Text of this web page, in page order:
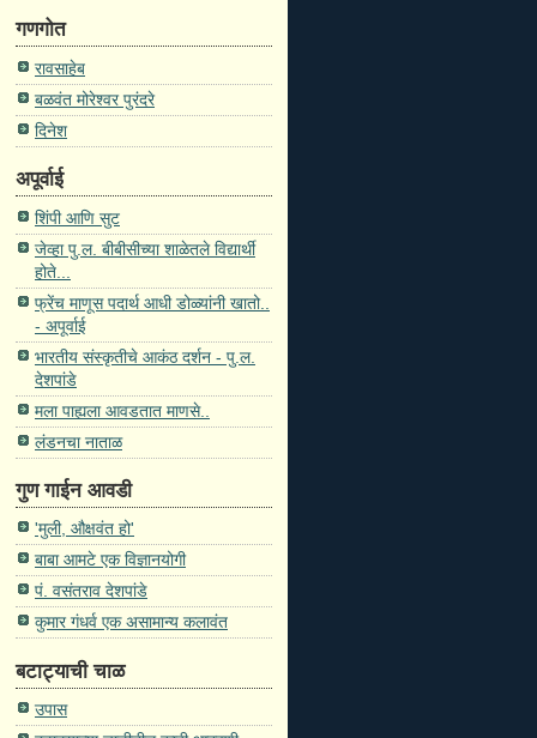
गणगोत
रावसाहेब
बळवंत मोरेश्वर पुरंदरे
दिनेश
अपूर्वाई
शिंपी आणि सुट
जेव्हा पु.ल. बीबीसीच्या शाळेतले विद्यार्थी
होते...
फ्रेंच माणूस पदार्थ आधी डोळ्यांनी खातो..
- अपूर्वाई
भारतीय संस्कृतीचे आकंठ दर्शन - पु.ल.
देशपांडे
मला पाह्यला आवडतात माणसे..
लंडनचा नाताळ
गुण गाईन आवडी
'मुली, औक्षवंत हो'
बाबा आमटे एक विज्ञानयोगी
पं. वसंतराव देशपांडे
कुमार गंधर्व एक असामान्य कलावंत
बटाट्याची चाळ
उपास